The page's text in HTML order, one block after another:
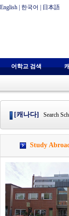
English 한국어 日本語
어학교 검색
[캐나다] Search
Study